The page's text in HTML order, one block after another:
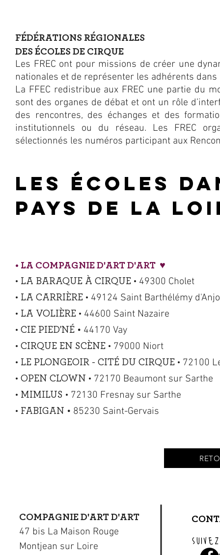
FÉDÉRATIONS RÉGIONALES
DES ÉCOLES DE CIRQUE
Les FREC ont pour missions de créer une
nationales et de représenter les adhérents
La FFEC redistribue aux FREC une partie du
sont des organes de débat et ont un rôle
des rencontres, des échanges et des
institutionnels ou du réseau. Les FREC
sélectionnés les numéros participant aux
LES ÉCOLES
PAYS DE LA
• LA COMPAGNIE D'ART D'ART ♥
• LA BARAQUE À CIRQUE • 49300 Cholet
• LA CARRIÈRE • 49124 Saint Barthélémy
• LA VOLIÈRE • 44600 Saint Nazaire
• CIE PIED'NÉ • 44170 Vay
• CIRQUE EN SCÈNE • 79000 Niort
• LE PLONGEOIR - CITÉ DU CIRQUE • 72100
• OPEN CLOWN • 72170 Beaumont sur Sarthe
• MIMILUS • 72130 Fresnay sur Sarthe
• FABIGAN • 85230 Saint-Gervais
COMPAGNIE D'ART D'ART
47 bis La Maison Rouge
Montjean sur Loire